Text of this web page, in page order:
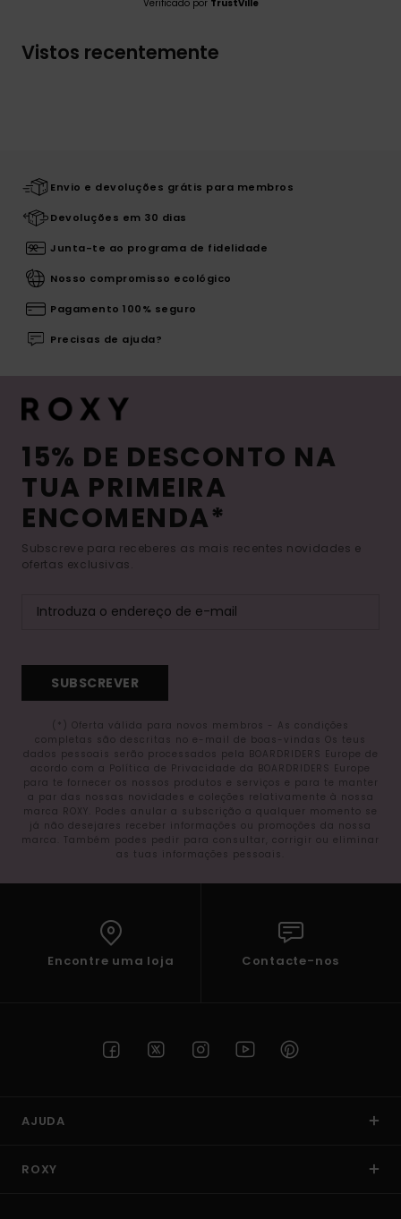
Verificado por TrustVille
Vistos recentemente
Envio e devoluções grátis para membros
Devoluções em 30 dias
Junta-te ao programa de fidelidade
Nosso compromisso ecológico
Pagamento 100% seguro
Precisas de ajuda?
15% DE DESCONTO NA
TUA PRIMEIRA
ENCOMENDA*
Subscreve para receberes as mais recentes novidades e
ofertas exclusivas.
SUBSCREVER
(*) Oferta válida para novos membros - As condições
completas são descritas no e-mail de boas-vindas Os teus
dados pessoais serão processados pela BOARDRIDERS Europe de
acordo com a Política de Privacidade da BOARDRIDERS Europe
para te fornecer os nossos produtos e serviços e para te manter
a par das nossas novidades e coleções relativamente à nossa
marca ROXY. Podes anular a subscrição a qualquer momento se
já não desejares receber informações ou promoções da nossa
marca. Também podes pedir para consultar, corrigir ou eliminar
as tuas informações pessoais.
Encontre uma loja Contacte-nos
AJUDA
ROXY